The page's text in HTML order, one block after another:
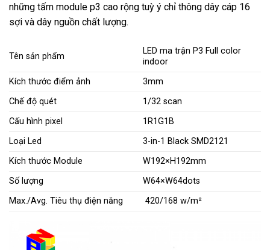
những tấm module p3 cao rộng tuỳ ý chỉ thông dây cáp 16
sợi và dây nguồn chất lượng.
Tên sản phẩm
LED ma trận P3 Full color
indoor
Kích thước điểm ảnh
3mm
Chế độ quét
1/32 scan
Cấu hình pixel
1R1G1B
Loại Led
3-in-1 Black SMD2121
Kích thước Module
W192×H192mm
Số lượng
W64×W64dots
Max./Avg. Tiêu thụ điện năng
420/168 w/m²